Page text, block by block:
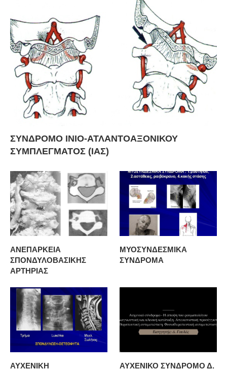
ΣΥΝΔΡΟΜΟ ΙΝΙΟ-ΑΤΛΑΝΤΟΑΞΟΝΙΚΟΥ
ΣΥΜΠΛΕΓΜΑΤΟΣ (ΙΑΣ)
ΑΝΕΠΑΡΚΕΙΑ
ΣΠΟΝΔΥΛΟΒΑΣΙΚΗΣ
ΑΡΤΗΡΙΑΣ
ΜΥΟΣΥΝΔΕΣΜΙΚΑ
ΣΥΝΔΡΟΜΑ
ΑΥΧΕΝΙΚΗ
ΑΥΧΕΝΙΚΟ ΣΥΝΔΡΟΜΟ Δ.